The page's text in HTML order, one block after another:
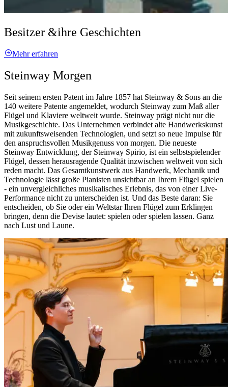
Besitzer &ihre Geschichten
Mehr erfahren
Steinway Morgen
Seit seinem ersten Patent im Jahre 1857 hat Steinway ⁠&⁠ Sons an die
140 weitere Patente angemeldet, wodurch Steinway zum Maß aller
Flügel und Klaviere weltweit wurde. Steinway prägt nicht nur die
Musikgeschichte. Das Unternehmen verbindet alte Handwerkskunst
mit zukunftsweisenden Technologien, und setzt so neue Impulse für
den anspruchsvollen Musikgenuss von morgen. Die neueste
Steinway Entwicklung, der Steinway Spirio, ist ein selbstspielender
Flügel, dessen herausragende Qualität inzwischen weltweit von sich
reden macht. Das Gesamtkunstwerk aus Handwerk, Mechanik und
Technologie lässt große Pianisten unsichtbar an Ihrem Flügel spielen
- ein unvergleichliches musikalisches Erlebnis, das von einer Live-
Performance nicht zu unterscheiden ist. Und das Beste daran: Sie
entscheiden, ob Sie oder ein Weltstar Ihren Flügel zum Erklingen
bringen, denn die Devise lautet: spielen oder spielen lassen. Ganz
nach Lust und Laune.